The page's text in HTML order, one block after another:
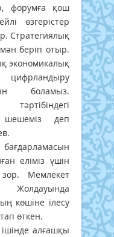
форумға қош
өзгерістер
Стратегиялық
беріп отыр.
экономикалық
боламыз.
шешеміз деп
еліміз үшін
Мемлекет
көшіне ілесу
өткен.
алғашқы